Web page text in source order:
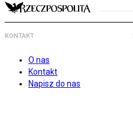
KONTAKT
O nas
Kontakt
Napisz do nas